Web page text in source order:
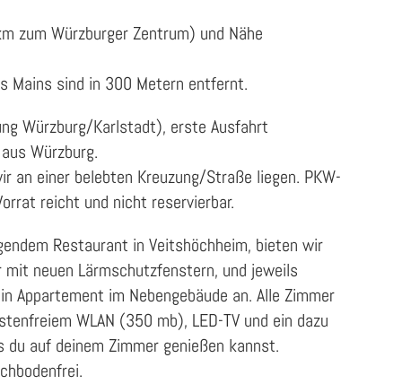
zum Würzburger Zentrum) und Nähe
Mains sind in 300 Metern entfernt.
Würzburg/Karlstadt), erste Ausfahrt
Würzburg.
an einer belebten Kreuzung/Straße liegen. PKW-
reicht und nicht reservierbar.
Restaurant in Veitshöchheim, bieten wir
mit neuen Lärmschutzfenstern, und jeweils
Appartement im Nebengebäude an. Alle Zimmer
WLAN (350 mb), LED-TV und ein dazu
auf deinem Zimmer genießen kannst.